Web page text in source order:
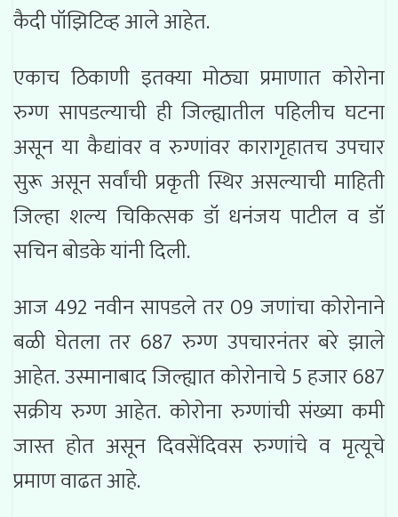
कैदी पॉझिटिव्ह आले आहेत.
एकाच ठिकाणी इतक्या मोठ्या प्रमाणात कोरोना
रुग्ण सापडल्याची ही जिल्ह्यातील पहिलीच घटना
असून या कैद्यांवर व रुग्णांवर कारागृहातच उपचार
सुरू असून सर्वांची प्रकृती स्थिर असल्याची माहिती
जिल्हा शल्य चिकित्सक डॉ धनंजय पाटील व डॉ
सचिन बोडके यांनी दिली.
आज 492 नवीन सापडले तर 09 जणांचा कोरोनाने
बळी घेतला तर 687 रुग्ण उपचारनंतर बरे झाले
आहेत. उस्मानाबाद जिल्ह्यात कोरोनाचे 5 हजार 687
सक्रीय रुग्ण आहेत. कोरोना रुग्णांची संख्या कमी
जास्त होत असून दिवसेंदिवस रुग्णांचे व मृत्यूचे
प्रमाण वाढत आहे.